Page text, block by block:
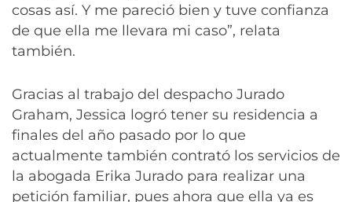
cosas así. Y me pareció bien y tuve confianza
de que ella me llevara mi caso”, relata
también.
Gracias al trabajo del despacho Jurado
Graham, Jessica logró tener su residencia a
finales del año pasado por lo que
actualmente también contrató los servicios de
la abogada Erika Jurado para realizar una
petición familiar, pues ahora que ella ya es